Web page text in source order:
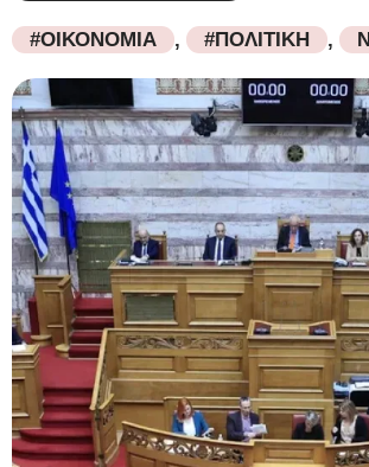
#ΟΙΚΟΝΟΜΙΑ , #ΠΟΛΙΤΙΚΗ ,